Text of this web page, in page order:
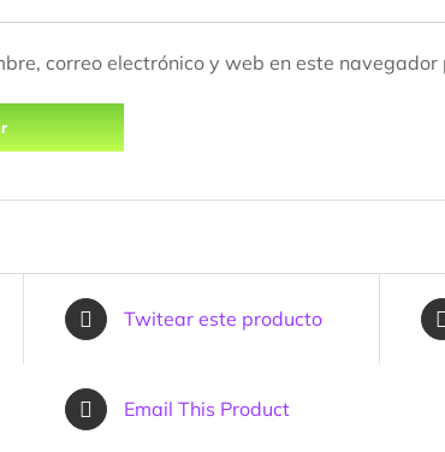
correo electrónico y web en este
Twitear este producto
Email This Product